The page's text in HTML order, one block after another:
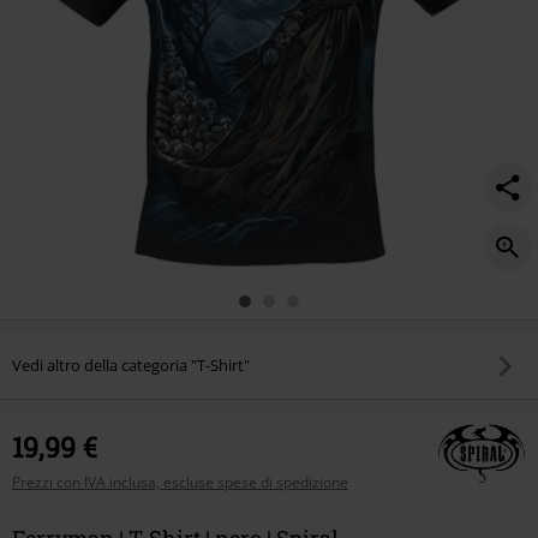
Vedi altro della categoria "T-Shirt"
19,99 €
Prezzi con IVA inclusa, escluse spese di spedizione